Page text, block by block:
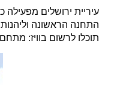
עיריית ירושלים מפעילה כיום (נכון
התחנה הראשונה
תוכלו לרשום בוויז: